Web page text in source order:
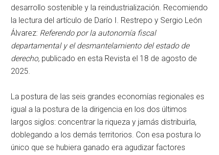
desarrollo sostenible y la reindustrialización. Recomiendo
la lectura del artículo de Darío I. Restrepo y Sergio León
Álvarez: Referendo por la autonomía fiscal
departamental y el desmantelamiento del estado de
derecho, publicado en esta Revista el 18 de agosto de
2025.
La postura de las seis grandes economías regionales es
igual a la postura de la dirigencia en los dos últimos
largos siglos: concentrar la riqueza y jamás distribuirla,
doblegando a los demás territorios. Con esa postura lo
único que se hubiera ganado era agudizar factores